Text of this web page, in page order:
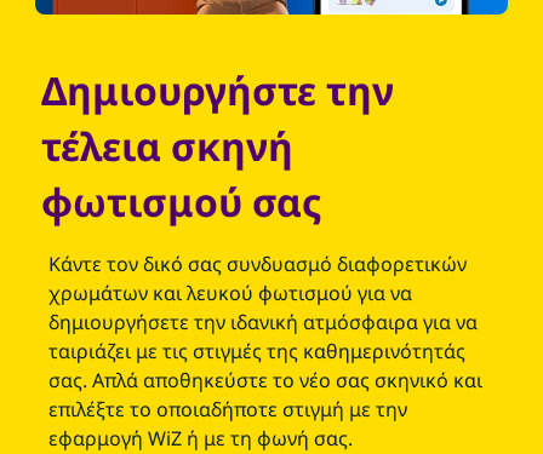
Δημιουργήστε την
τέλεια σκηνή
φωτισμού σας
Κάντε τον δικό σας συνδυασμό διαφορετικών
χρωμάτων και λευκού φωτισμού για να
δημιουργήσετε την ιδανική ατμόσφαιρα για να
ταιριάζει με τις στιγμές της καθημερινότητάς
σας. Απλά αποθηκεύστε το νέο σας σκηνικό και
επιλέξτε το οποιαδήποτε στιγμή με την
εφαρμογή WiZ ή με τη φωνή σας.